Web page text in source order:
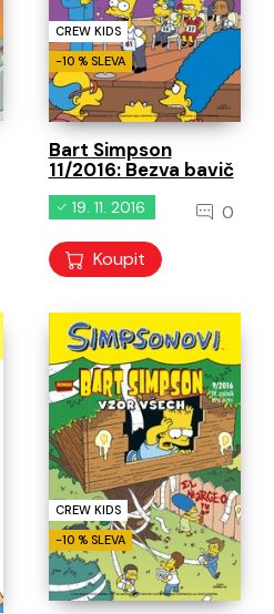
CREW KIDS
-10 % SLEVA
Bart Simpson
11/2016: Bezva bavič
19. 11. 2016 0
Koupit
CREW KIDS
-10 % SLEVA